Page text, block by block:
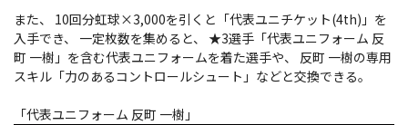
また、 10回分虹球×3,000を引くと「代表ユニチケット(4th)」を
入手でき、 一定枚数を集めると、 ★3選手「代表ユニフォーム 反
町 一樹」を含む代表ユニフォームを着た選手や、 反町 一樹の専用
スキル「力のあるコントロールシュート」などと交換できる。
「代表ユニフォーム 反町 一樹」